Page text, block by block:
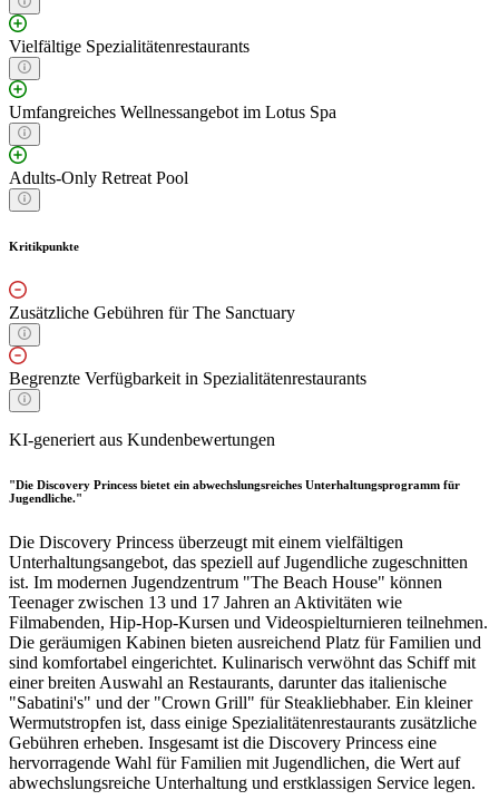
Vielfältige Spezialitätenrestaurants
Umfangreiches Wellnessangebot im Lotus Spa
Adults-Only Retreat Pool
Kritikpunkte
Zusätzliche Gebühren für The Sanctuary
Begrenzte Verfügbarkeit in Spezialitätenrestaurants
KI-generiert aus Kundenbewertungen
"Die Discovery Princess bietet ein abwechslungsreiches Unterhaltungsprogramm für
Jugendliche."
Die Discovery Princess überzeugt mit einem vielfältigen
Unterhaltungsangebot, das speziell auf Jugendliche zugeschnitten
ist. Im modernen Jugendzentrum "The Beach House" können
Teenager zwischen 13 und 17 Jahren an Aktivitäten wie
Filmabenden, Hip-Hop-Kursen und Videospielturnieren teilnehmen.
Die geräumigen Kabinen bieten ausreichend Platz für Familien und
sind komfortabel eingerichtet. Kulinarisch verwöhnt das Schiff mit
einer breiten Auswahl an Restaurants, darunter das italienische
"Sabatini's" und der "Crown Grill" für Steakliebhaber. Ein kleiner
Wermutstropfen ist, dass einige Spezialitätenrestaurants zusätzliche
Gebühren erheben. Insgesamt ist die Discovery Princess eine
hervorragende Wahl für Familien mit Jugendlichen, die Wert auf
abwechslungsreiche Unterhaltung und erstklassigen Service legen.